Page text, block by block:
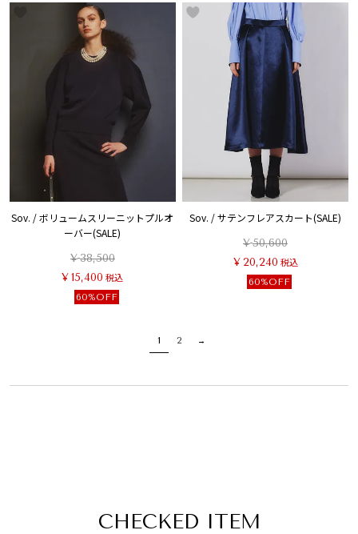
Sov. / ボリュームスリーニットプルオ
ーバー(SALE)
¥38,500
¥ 15,400 税込
60%OFF
Sov. / サテンフレアスカート(SALE)
¥50,600
¥ 20,240 税込
60%OFF
1 2
CHECKED ITEM